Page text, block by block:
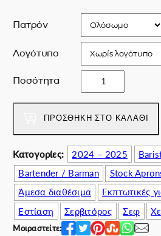
Πατρόν
Λογότυπο
Ποσότητα
o
a
s
t
a
l
B
r
e
e
z
ΠΡΟΣΘΉΚΗ ΣΤΟ ΚΑΛΆΘΙ
Κατογορίες: 2024 – 2025
Bartender / Barman
Stock
Άμεσα διαθέσιμα
Εκπτωτικές
Εστίαση
Σερβιτόρος Σεφ
Μοιραστείτε: